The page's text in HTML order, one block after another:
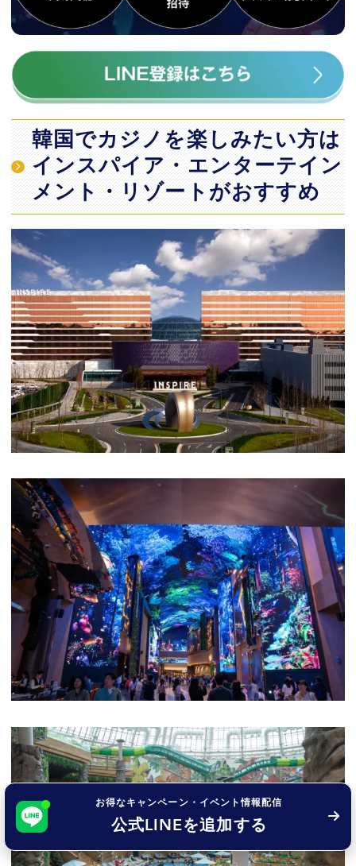
韓国でカジノを楽しみたい方は
インスパイア・エンターテイン
メント・リゾートがおすすめ
お得なキャンペーン・イベント情報配信
公式LINEを追加する